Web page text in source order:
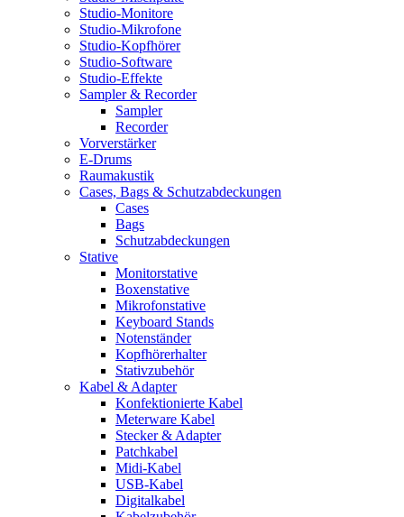
Studio-Monitore
Studio-Mikrofone
Studio-Kopfhörer
Studio-Software
Studio-Effekte
Sampler & Recorder
Sampler
Recorder
Vorverstärker
E-Drums
Raumakustik
Cases, Bags & Schutzabdeckungen
Cases
Bags
Schutzabdeckungen
Stative
Monitorstative
Boxenstative
Mikrofonstative
Keyboard Stands
Notenständer
Kopfhörerhalter
Stativzubehör
Kabel & Adapter
Konfektionierte Kabel
Meterware Kabel
Stecker & Adapter
Patchkabel
Midi-Kabel
USB-Kabel
Digitalkabel